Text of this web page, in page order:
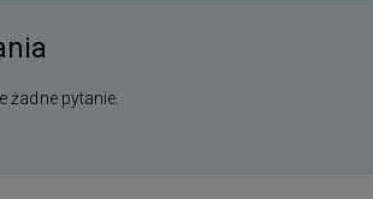
żadne pytanie.